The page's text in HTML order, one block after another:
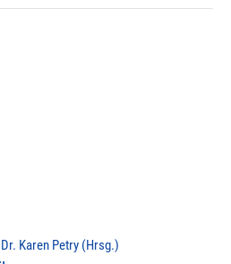
Karen Petry (Hrsg.)